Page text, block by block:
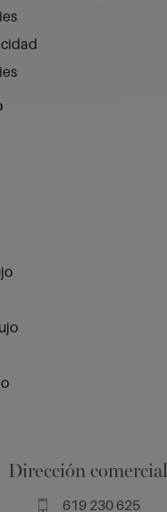
Dirección comercial
619 230 625